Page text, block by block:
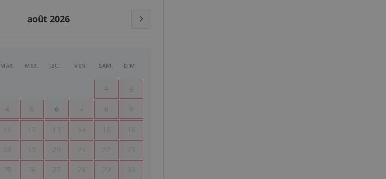
août 2026
MAR. MER. JEU. VEN. SAM. DIM.
1 2
4 5 6 7 8 9
11 12 13 14 15 16
18 19 20 21 22 23
25 26 27 28 29 30